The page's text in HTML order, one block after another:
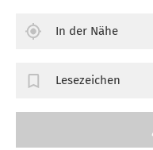
In der Nähe
Lesezeichen